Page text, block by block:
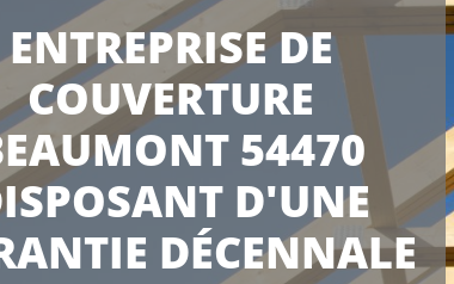
ENTREPRISE DE
COUVERTURE
54470
D'UNE
DÉCENNALE